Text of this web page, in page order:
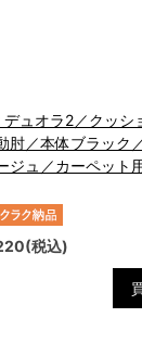
ュオラ2／クッシ
肘／本体ブラック
ジュ／カーペット
税込)